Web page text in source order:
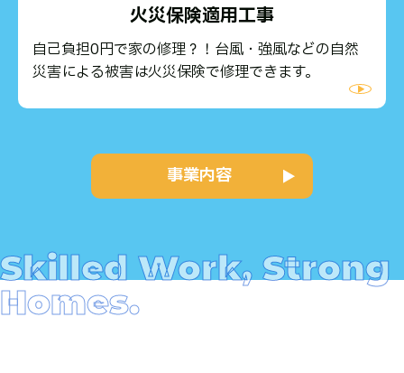
火災保険適用工事
自己負担0円で家の修理？！台風・強風などの自然
災害による被害は火災保険で修理できます。
事業内容